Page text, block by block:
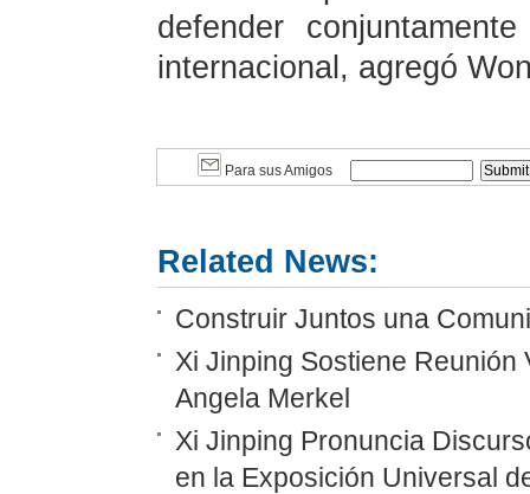
defender
internacional, agregó
Para sus Amigos
Related News:
Construir Juntos una
Xi Jinping Sostiene Reunión
Angela Merkel
Xi Jinping Pronuncia
en la Exposición Universal